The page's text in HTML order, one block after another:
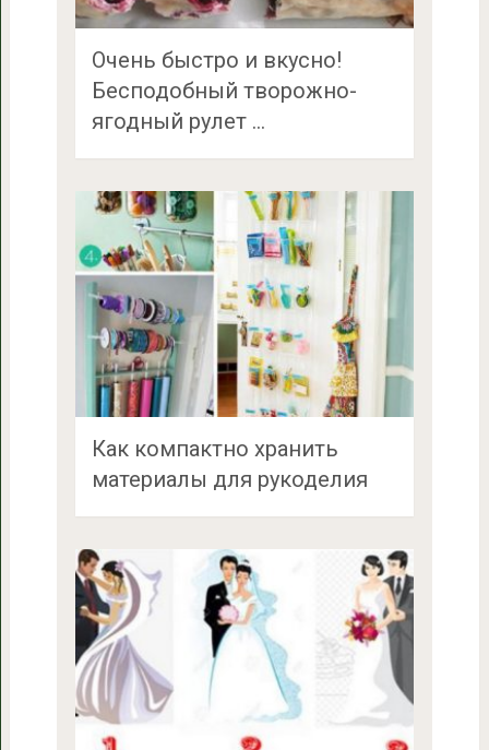
Очень быстро и вкусно!
Бесподобный творожно-
ягодный рулет …
Как компактно хранить
материалы для рукоделия